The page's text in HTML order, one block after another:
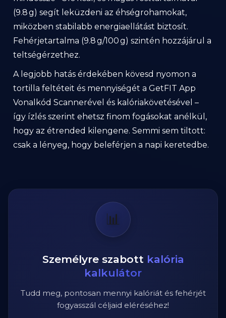
(9.8 g) segít leküzdeni az éhségrohamokat,
miközben stabilabb energiaellátást biztosít.
Fehérjetartalma (9.8 g/100 g) szintén hozzájárul a
teltségérzethez.
A legjobb hatás érdekében kövesd nyomon a
tortilla feltéteit és mennyiségét a GetFIT App
Vonalkód Scannerével és kalóriakövetésével –
így ízlés szerint ehetsz finom fogásokat anélkül,
hogy az étrended kilengene. Semmi sem tiltott:
csak a lényeg, hogy beleférjen a napi keretedbe.
📊
Személyre szabott kalória
kalkulátor
Tudd meg, pontosan mennyi kalóriát és fehérjét
fogyasszál céljaid eléréséhez!